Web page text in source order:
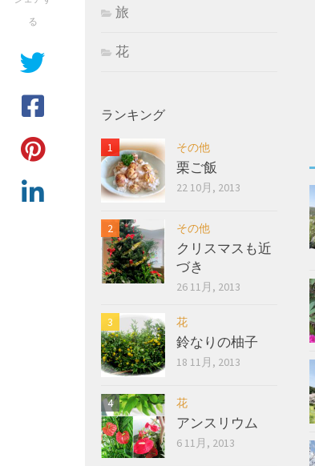
る
旅
花
ランキング
その他
栗ご飯
22 10月, 2013
その他
クリスマスも近
づき
26 11月, 2013
花
鈴なりの柚子
18 11月, 2013
花
アンスリウム
6 11月, 2013